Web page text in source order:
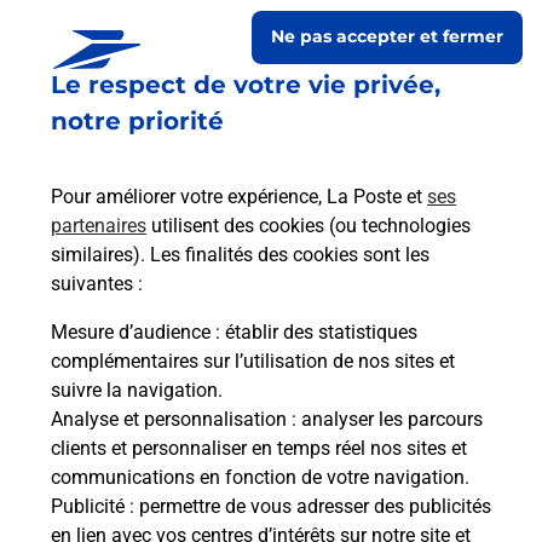
Le respect de votre vie privée,
notre priorité
Pour améliorer votre expérience, La Poste et ses
partenaires utilisent des cookies (ou technologies
similaires). Les finalités des cookies sont les
suivantes :
Mesure d’audience : établir des statistiques
complémentaires sur l’utilisation de nos sites et
suivre la navigation.
Analyse et personnalisation : analyser les parcours
clients et personnaliser en temps réel nos sites et
communications en fonction de votre navigation.
Publicité : permettre de vous adresser des publicités
en lien avec vos centres d’intérêts sur notre site et
Ne pas accepter et fermer
Collecte du courrier aujourd'hui à 14h00
12 Grande Rue
18350 Ourouer Les Bourdelins
Itinéraire
Le lien s'ouvre dans un nouvel onglet